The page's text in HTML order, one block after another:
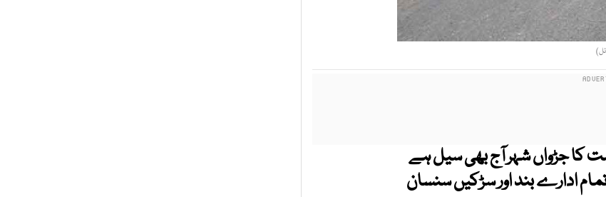
کا جڑواں شہر آج بھی سیل ہے
ادارے بند اور سڑکیں سنسان